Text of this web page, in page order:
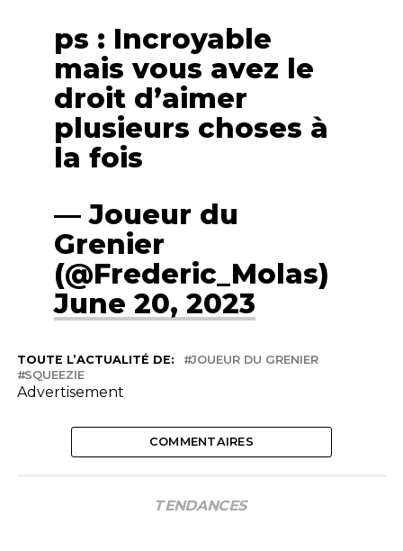
ps : Incroyable
mais vous avez le
droit d’aimer
plusieurs choses à
la fois
— Joueur du
Grenier
(@Frederic_Molas)
June 20, 2023
TOUTE L’ACTUALITÉ DE:
JOUEUR DU GRENIER
SQUEEZIE
Advertisement
COMMENTAIRES
TENDANCES